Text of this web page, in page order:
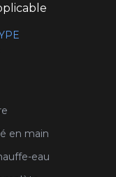
en main
eau